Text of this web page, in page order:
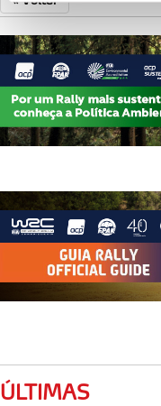
personalizar
funcionalidades de
analisar dados de
Adicionalmente
utilização do nosso
parceiros e
O ACP garantirá que
dados pessoais
consentimento e
necessário no
Realçamos que o
disponibilizados.
ÚLTIMAS